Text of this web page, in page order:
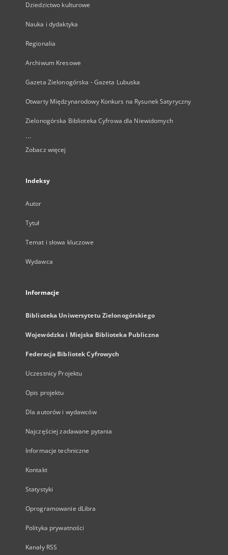
Dziedzictwo kulturowe
Nauka i dydaktyka
Regionalia
Archiwum Kresowe
Gazeta Zielonogórska - Gazeta Lubuska
Otwarty Międzynarodowy Konkurs na Rysunek Satyryczny
Zielonogórska Biblioteka Cyfrowa dla Niewidomych
...
Zobacz więcej
Indeksy
Autor
Tytuł
Temat i słowa kluczowe
Wydawca
Informacje
Biblioteka Uniwersytetu Zielonogórskiego
Wojewódzka i Miejska Biblioteka Publiczna
Federacja Bibliotek Cyfrowych
Uczestnicy Projektu
Opis projektu
Dla autorów i wydawców
Najczęściej zadawane pytania
Informacje techniczne
Kontakt
Statystyki
Oprogramowanie dLibra
Polityka prywatności
Kanały RSS